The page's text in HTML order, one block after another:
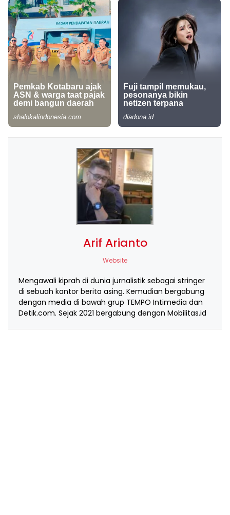
Arif Arianto
Website
Mengawali kiprah di dunia jurnalistik sebagai stringer
di sebuah kantor berita asing. Kemudian bergabung
dengan media di bawah grup TEMPO Intimedia dan
Detik.com. Sejak 2021 bergabung dengan Mobilitas.id